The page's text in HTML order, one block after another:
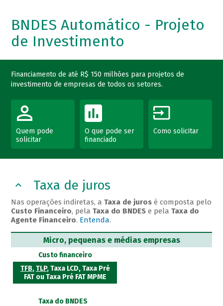
BNDES Automático - Projeto
de Investimento
Financiamento de até R$ 150 milhões para projetos de
investimento de empresas de todos os setores.
Quem pode
solicitar
O que pode ser
financiado
Como solicitar
Taxa de juros
Nas operações indiretas, aTaxa de juros é composta pelo
Custo Financeiro, pelaTaxa do BNDES e pelaTaxa do
Agente Financeiro. Entenda.
Micro, pequenas e médias empresas
Custo financeiro
TFB,TLP, Taxa LCD, Taxa Pré
FAT ou Taxa Pré FAT MPME
Taxa do BNDES